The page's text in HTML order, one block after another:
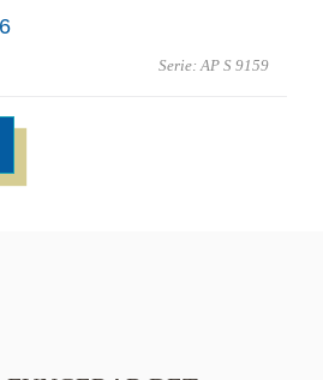
Serie: AP S 9159